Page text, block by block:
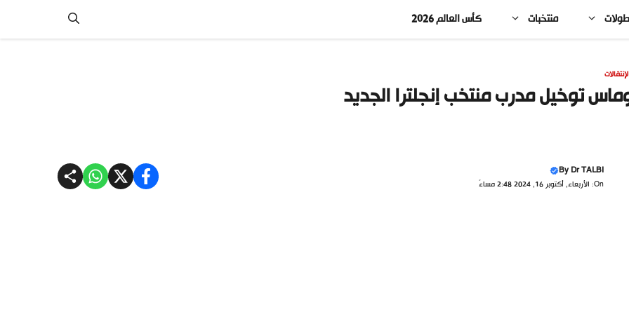
منتخبات كأس العالم 2026
توخيل مدرب منتخب إنجلترا الجديد
ByDr TALBI
On: الأربعاء, أكتوبر 16, 2024 2:48 مساءً